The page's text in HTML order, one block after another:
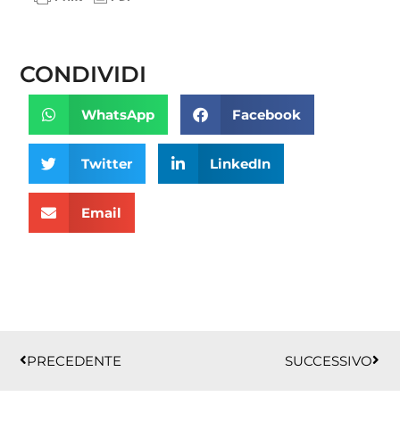
CONDIVIDI
WhatsApp Facebook
Twitter LinkedIn
Email
PRECEDENTE
SUCCESSIVO